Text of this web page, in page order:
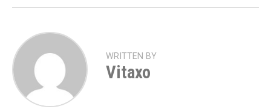
WRITTEN BY
Vitaxo